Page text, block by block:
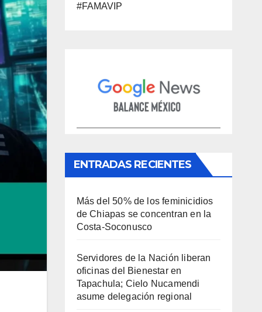
#FAMAVIP
ENTRADAS RECIENTES
Más del 50% de los feminicidios
de Chiapas se concentran en la
Costa-Soconusco
Servidores de la Nación liberan
oficinas del Bienestar en
Tapachula; Cielo Nucamendi
asume delegación regional